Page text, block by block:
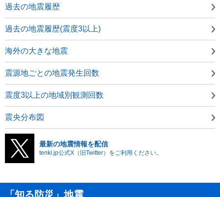
過去の地震履歴
過去の地震履歴(震度3以上)
海外の大きな地震
震源地ごとの地震発生回数
震度3以上の地域別観測回数
震央分布図
最新の地震情報を配信
tenki.jp公式X（旧Twitter）をご利用ください。
「知る防災」地震